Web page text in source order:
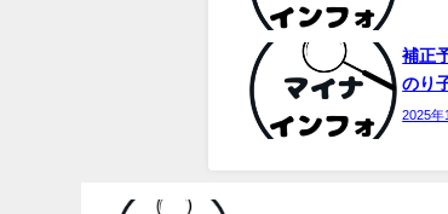
補正
のり
2025年